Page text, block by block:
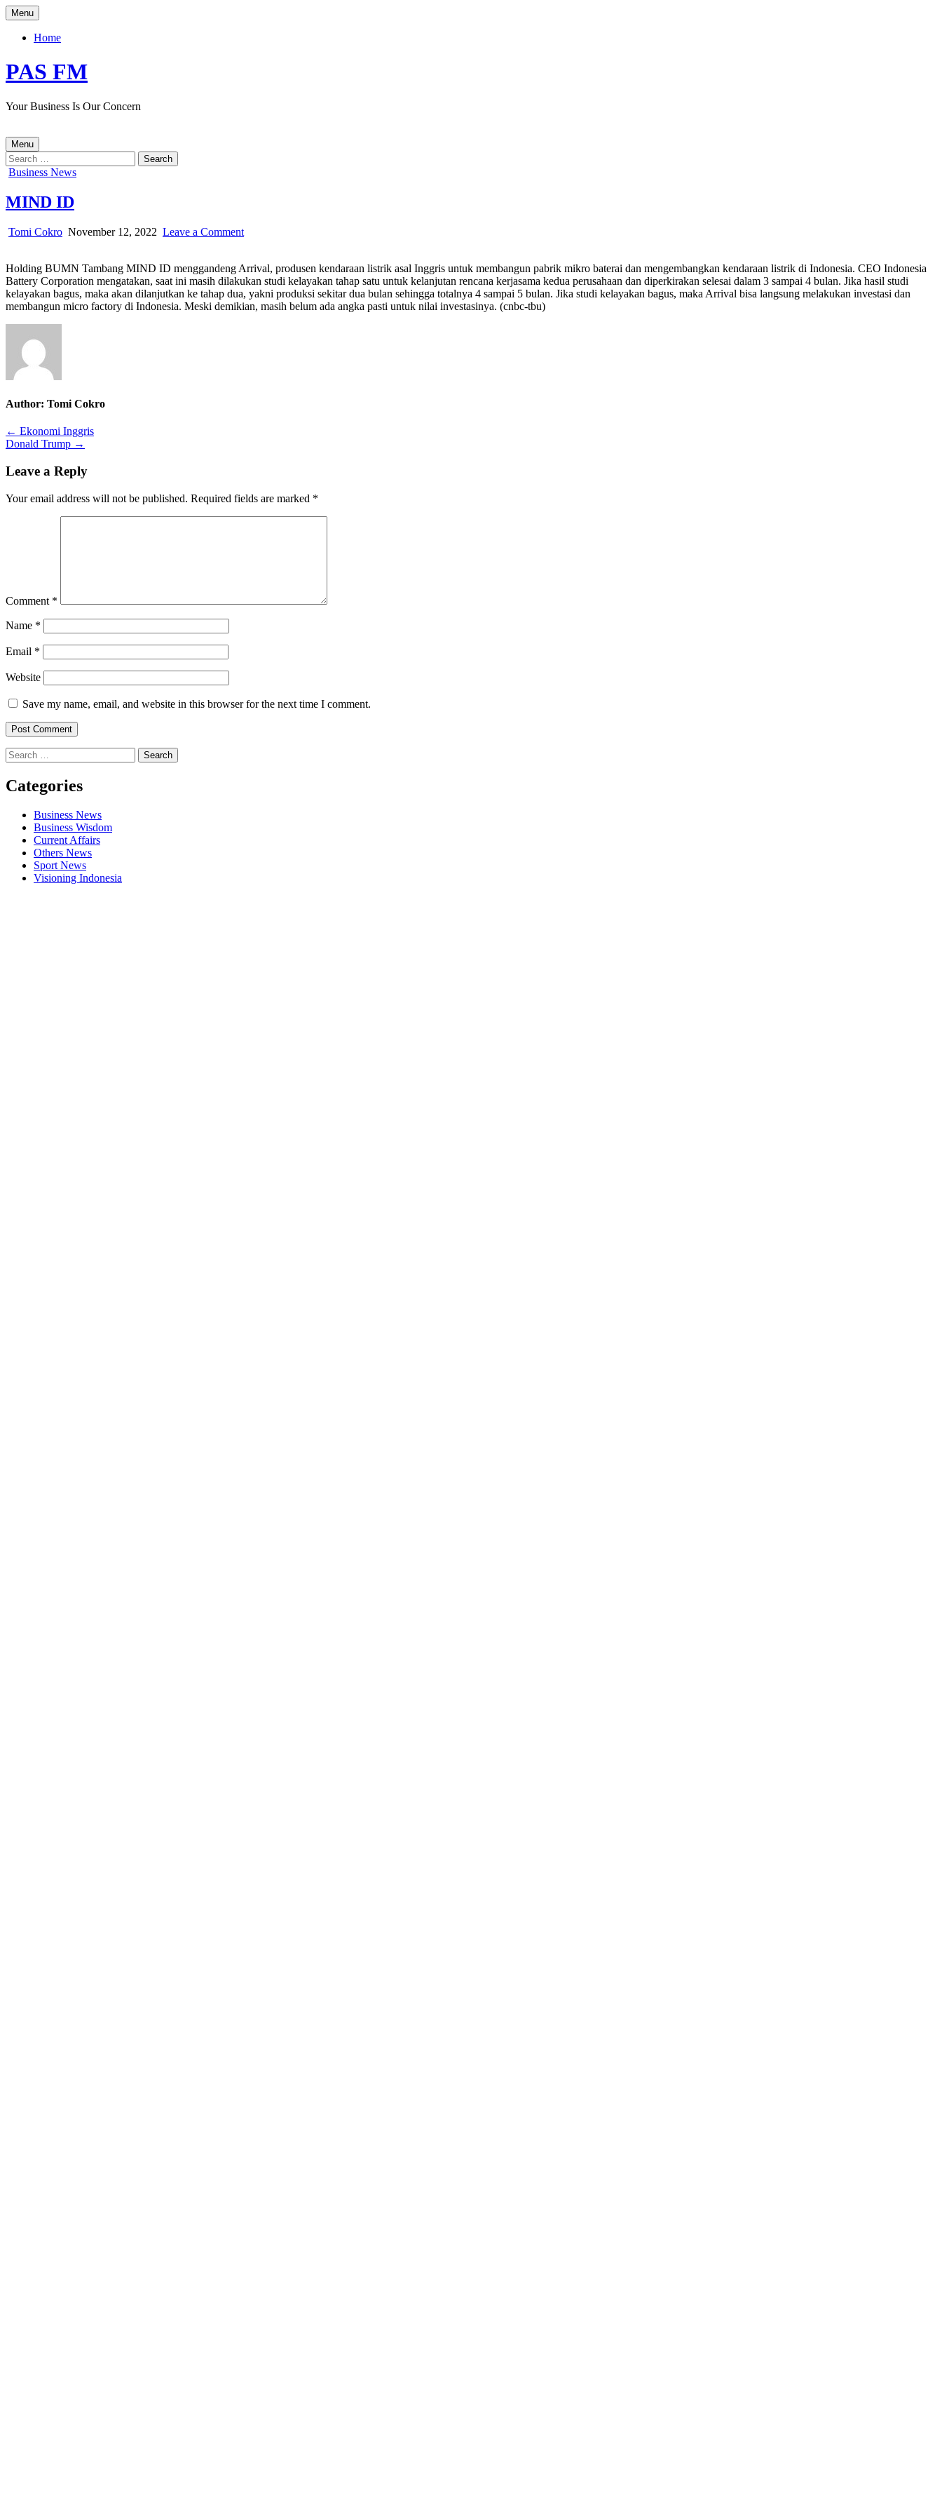
Skip
to
content
Menu
Home
PAS FM
Your Business Is Our Concern
Menu
Search
for:
Posted
Business News
MIND ID
Author:
Tomi Cokro Published
November 12, 2022 Leave a Commenton
Holding BUMN Tambang MIND ID menggandeng Arrival, produsen kendaraan listrik asal Inggris untuk membangun pabrik mikro baterai dan mengembangkan kendaraan listrik di Indonesia. CEO Indonesia
Battery Corporation mengatakan, saat ini masih dilakukan studi kelayakan tahap satu untuk kelanjutan rencana kerjasama kedua perusahaan dan diperkirakan selesai dalam 3 sampai 4 bulan. Jika hasil studi
kelayakan bagus, maka akan dilanjutkan ke tahap dua, yakni produksi sekitar dua bulan sehingga totalnya 4 sampai 5 bulan. Jika studi kelayakan bagus, maka Arrival bisa langsung melakukan investasi dan
membangun micro factory di Indonesia. Meski demikian, masih belum ada angka pasti untuk nilai investasinya. (cnbc-tbu)
Author: Tomi Cokro
Post
navigation
← Ekonomi Inggris
Donald Trump →
Leave a Reply
Your email address will not be published. Required fields are marked *
Comment *
Name *
Email *
Website
Save my name, email, and website in this browser for the next time I comment.
Search
for:
Categories
Business News
Business Wisdom
Current Affairs
Others News
Sport News
Visioning Indonesia